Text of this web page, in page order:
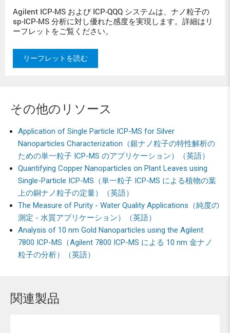
Agilent ICP-MS および ICP-QQQ システムは、ナノ粒子の
sp-ICP-MS 分析に対し優れた感度を実現します。詳細はリ
ーフレットをご覧ください。
リーフレットを読む
その他のリソース
Application of Single Particle ICP-MS for Silver
Nanoparticles Characterization（銀ナノ粒子の特性解析の
ための単一粒子 ICP-MS のアプリケーション）（英語）
Quantifying Copper Nanoparticles on Plant Leaves using
Single-Particle ICP-MS（単一粒子 ICP-MS による植物の葉
上の銅ナノ粒子の定量）（英語）
The Measure of Purity - Water Quality Applications（純度の
測定 - 水質アプリケーション）（英語）
Analysis of 10 nm Gold Nanoparticles using the Agilent
7800 ICP-MS（Agilent 7800 ICP-MS による 10 nm 金ナノ
粒子の分析）（英語）
関連製品